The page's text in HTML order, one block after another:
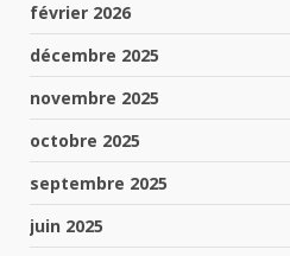
février 2026
décembre 2025
novembre 2025
octobre 2025
septembre 2025
juin 2025